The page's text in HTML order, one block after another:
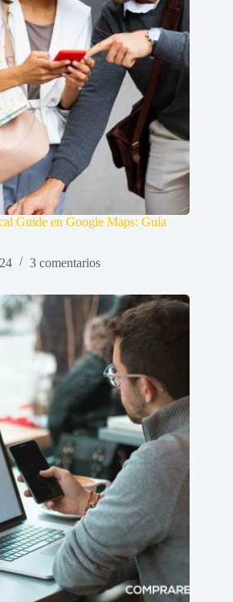
Guide en Google Maps: Guía
3 comentarios